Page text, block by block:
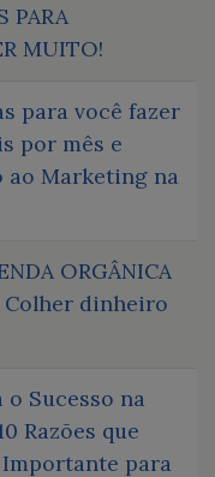
PARA
MUITO!
para você fazer
por mês e
ao Marketing na
ORGÂNICA
Colher dinheiro
o Sucesso na
Razões que
para